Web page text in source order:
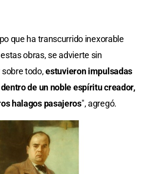
que ha transcurrido inexorable
obras, se advierte sin
sobre todo,estuvieron impulsadas
de un noble espíritu creador,
halagos pasajeros", agregó.